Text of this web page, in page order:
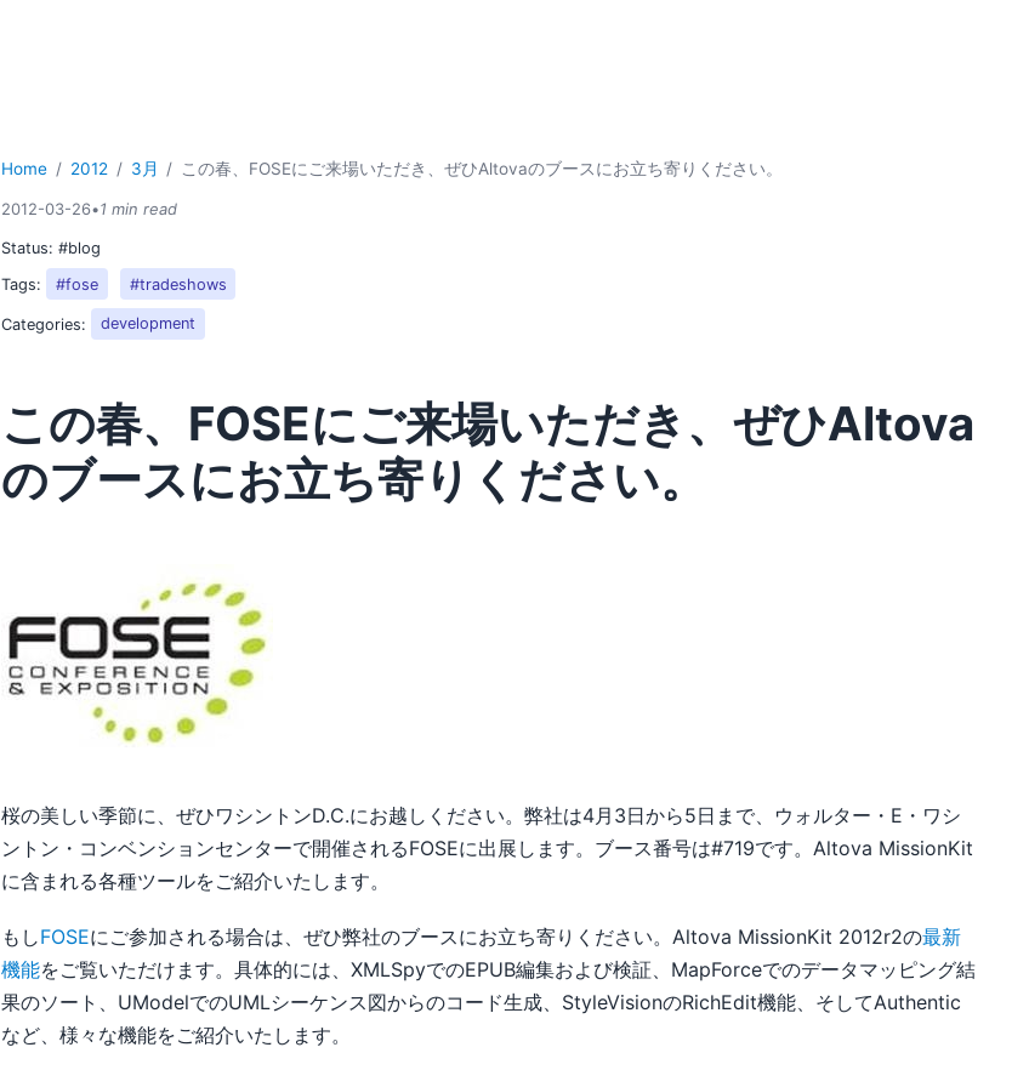
Home 2012 3月 この春、FOSEにご来場いただき、ぜひAltovaのブースにお立ち寄りください。
2012-03-26•1 min read
Status:#blog
Tags:
#fose #tradeshows
Categories: development
この春、FOSEにご来場いただき、ぜひAltova
のブースにお立ち寄りください。
桜の美しい季節に、ぜひワシントンD.C.にお越しください。弊社は4月3日から5日まで、ウォルター・E・ワシ
ントン・コンベンションセンターで開催されるFOSEに出展します。ブース番号は#719です。Altova MissionKit
に含まれる各種ツールをご紹介いたします。
もしFOSEにご参加される場合は、ぜひ弊社のブースにお立ち寄りください。Altova MissionKit 2012r2の最新
機能をご覧いただけます。具体的には、XMLSpyでのEPUB編集および検証、MapForceでのデータマッピング結
果のソート、UModelでのUMLシーケンス図からのコード生成、StyleVisionのRichEdit機能、そしてAuthentic
など、様々な機能をご紹介いたします。